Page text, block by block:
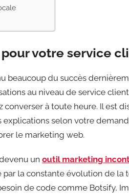
votre service
beaucoup du succès
au niveau de service
converser à toute heure. Il est
selon votre
le marketing web.
un outil marketing
par la constante évolution de
de code comme Botsify,